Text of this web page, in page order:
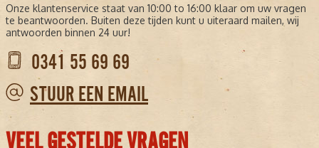
Onze klantenservice staat van 10:00 to 16:00 klaar om uw vragen
te beantwoorden. Buiten deze tijden kunt u uiteraard mailen, wij
antwoorden binnen 24 uur!
0341 55 69 69
STUUR EEN EMAIL
VEEL GESTELDE VRAGEN